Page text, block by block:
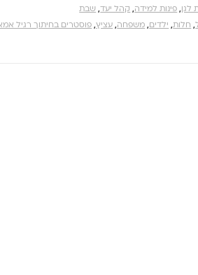
לגן, פינות למידה, קהל יעד, שבת
, חלות, ילדים, משפחה, עציץ,פוסטרים בחיתוך רגיל